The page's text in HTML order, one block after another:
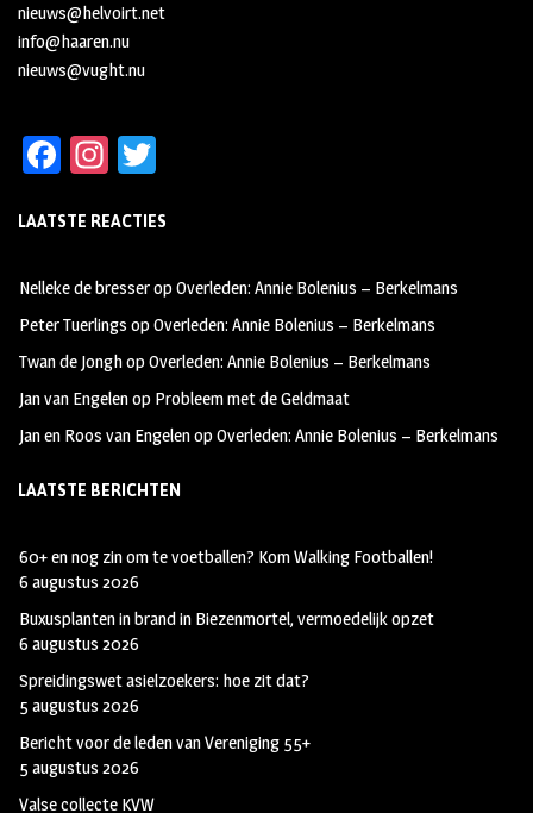
nieuws@helvoirt.net
info@haaren.nu
nieuws@vught.nu
Fa
b
oo
k
In
ag
m
tt
LAATSTE REACTIES
Nelleke de bresseropOverleden: Annie Bolenius – Berkelmans
Peter Tuerlings opOverleden: Annie Bolenius – Berkelmans
Twan de JonghopOverleden: Annie Bolenius – Berkelmans
Jan van Engelenop Probleem met de Geldmaat
Jan en Roos van EngelenopOverleden: Annie Bolenius – Berkelmans
LAATSTE BERICHTEN
60+ en nog zin om te voetballen? Kom Walking Footballen!
6 augustus 2026
Buxusplanten in brand in Biezenmortel, vermoedelijk opzet
6 augustus 2026
Spreidingswet asielzoekers: hoe zit dat?
5 augustus 2026
Bericht voor de leden van Vereniging 55+
5 augustus 2026
Valse collecte KVW